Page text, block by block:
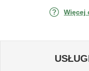
Więcej